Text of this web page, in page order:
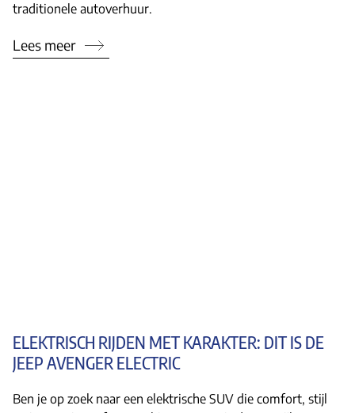
traditionele autoverhuur.
Lees meer
ELEKTRISCH RIJDEN MET KARAKTER: DIT IS DE
JEEP AVENGER ELECTRIC
Ben je op zoek naar een elektrische SUV die comfort, stijl